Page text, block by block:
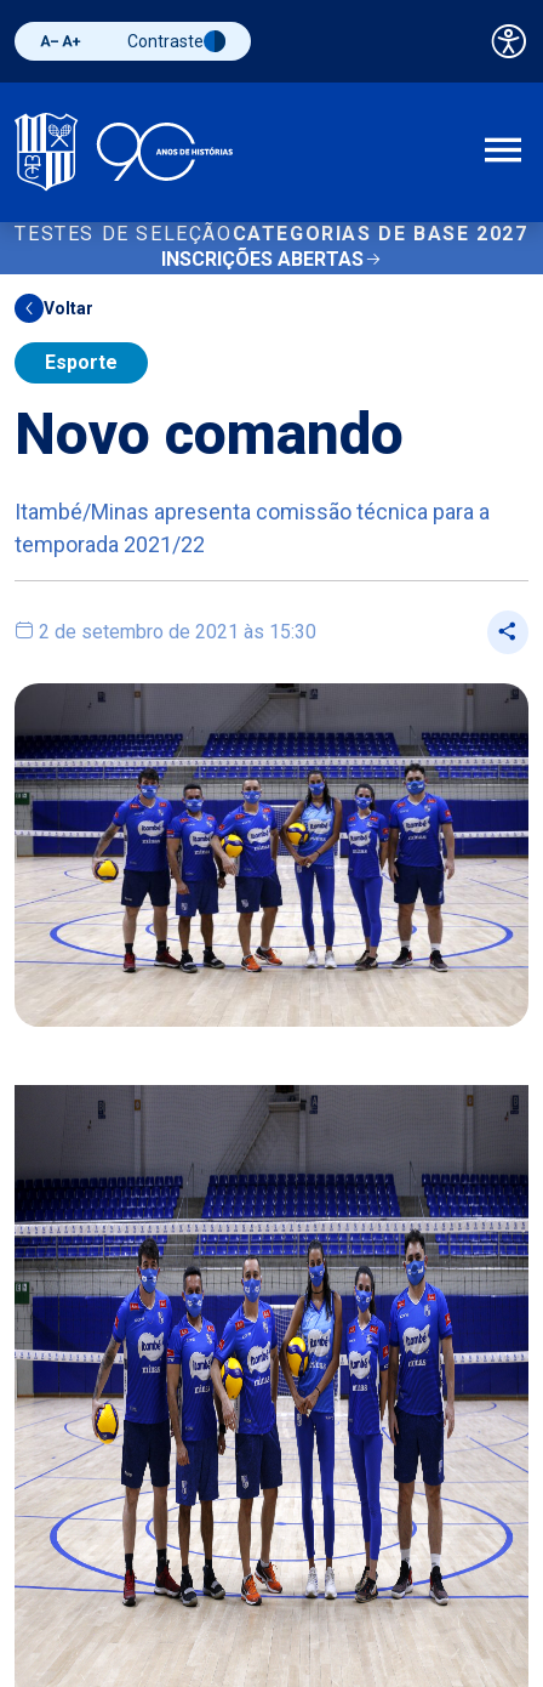
Diminuir fonte
Aumentar fonteAlternar contraste
Contraste
TESTES DE SELEÇÃO CATEGORIAS DE BASE 2027
INSCRIÇÕES ABERTAS
Voltar
Esporte
Novo comando
Itambé/Minas apresenta comissão técnica para a
temporada 2021/22
2 de setembro de 2021 às 15:30